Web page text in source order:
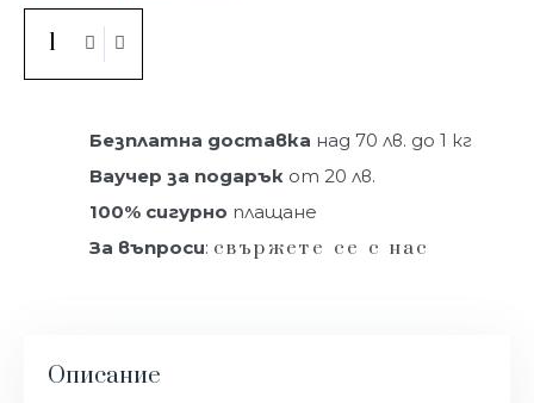
Безплатна доставка над 70 лв. до 1 кг
Ваучер за подарък от 20 лв.
100% сигурно плащане
За въпроси: свържете се с нас
Описание